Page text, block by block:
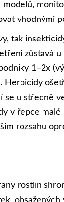
vhodnými
tak
zůstává
1–2x
u středně
v řepce
rozsahu
rostlin